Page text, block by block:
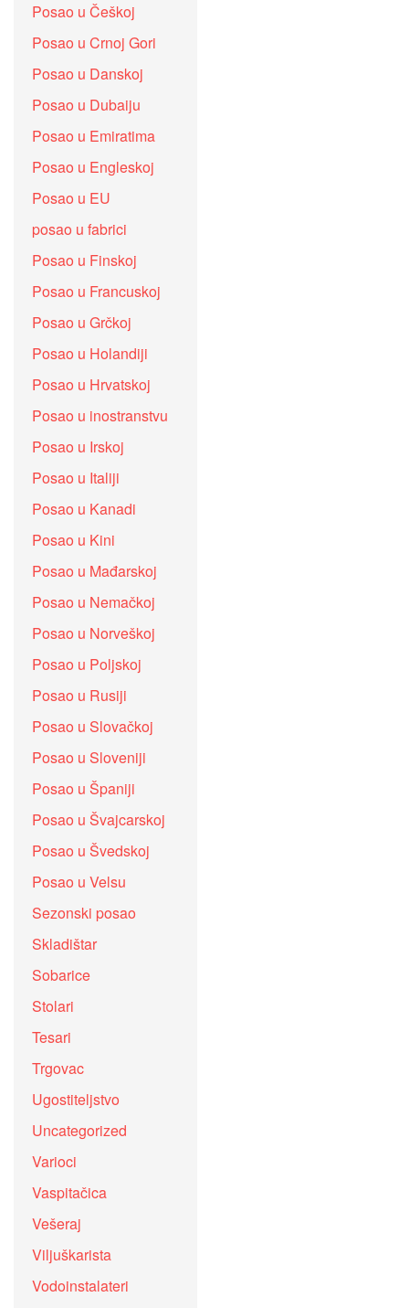
Posao u Češkoj
Posao u Crnoj Gori
Posao u Danskoj
Posao u Dubaiju
Posao u Emiratima
Posao u Engleskoj
Posao u EU
posao u fabrici
Posao u Finskoj
Posao u Francuskoj
Posao u Grčkoj
Posao u Holandiji
Posao u Hrvatskoj
Posao u inostranstvu
Posao u Irskoj
Posao u Italiji
Posao u Kanadi
Posao u Kini
Posao u Mađarskoj
Posao u Nemačkoj
Posao u Norveškoj
Posao u Poljskoj
Posao u Rusiji
Posao u Slovačkoj
Posao u Sloveniji
Posao u Španiji
Posao u Švajcarskoj
Posao u Švedskoj
Posao u Velsu
Sezonski posao
Skladištar
Sobarice
Stolari
Tesari
Trgovac
Ugostiteljstvo
Uncategorized
Varioci
Vaspitačica
Vešeraj
Viljuškarista
Vodoinstalateri